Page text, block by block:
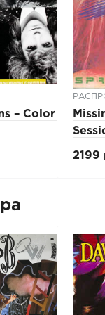
‎– Color In
2199